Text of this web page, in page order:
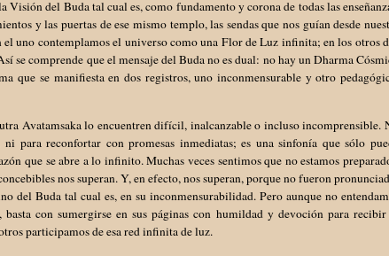
del Buda tal cual es, como fundamento y corona de todas las
y las puertas de ese mismo templo, las sendas que nos guían desde
uno contemplamos el universo como una Flor de Luz infinita; en los otros
se comprende que el mensaje del Buda no es dual: no hay un Dharma
que se manifiesta en dos registros, uno inconmensurable y otro
Avatamsaka lo encuentren difícil, inalcanzable o incluso incomprensible.
para reconfortar con promesas inmediatas; es una sinfonía que sólo
que se abre a lo infinito. Muchas veces sentimos que no estamos
nos superan. Y, en efecto, nos superan, porque no fueron
del Buda tal cual es, en su inconmensurabilidad. Pero aunque no
basta con sumergirse en sus páginas con humildad y devoción para
participamos de esa red infinita de luz.